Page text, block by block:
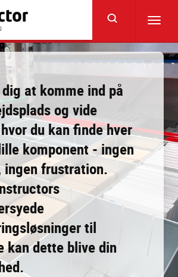
at komme ind på
og vide
du kan finde hver
komponent - ingen
ingen frustration.
til
kan dette blive din